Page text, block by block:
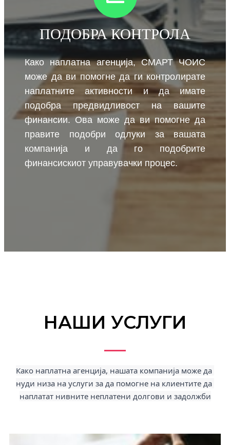
ПОДОБРА КОНТРОЛА
Како наплатна агенција, СМАРТ ЧОИС
може да ви помогне да ги контролирате
наплатните активности и да имате
подобра предвидливост на вашите
финансии. Ова може да ви помогне да
правите подобри одлуки за вашата
компанија и да го подобрите
финансискиот управувачки процес.
НАШИ УСЛУГИ
Како наплатна агенција, нашата компанија може да
нуди низа на услуги за да помогне на клиентите да
наплатат нивните неплатени долгови и задолжби